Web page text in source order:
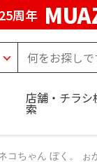
周年
店舗・チラシ
索
ちゃん ぼく。 ぉ